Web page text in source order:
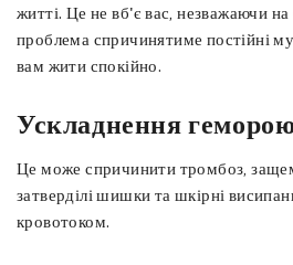
житті. Це не вб'є вас, незважаючи
проблема спричинятиме постійні
вам жити спокійно.
Ускладнення
Це може спричинити тромбоз,
затверділі шишки та шкірні
кровотоком.